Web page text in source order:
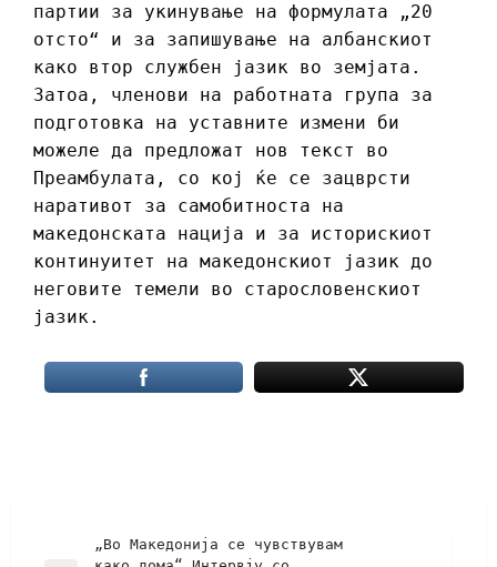
партии за укинување на формулата „20
отсто“ и за запишување на албанскиот
како втор службен јазик во земјата.
Затоа, членови на работната група за
подготовка на уставните измени би
можеле да предложат нов текст во
Преамбулата, со кој ќе се зацврсти
наративот за самобитноста на
македонската нација и за историскиот
континуитет на македонскиот јазик до
неговите темели во старословенскиот
јазик.
„Во Македонија се чувствувам